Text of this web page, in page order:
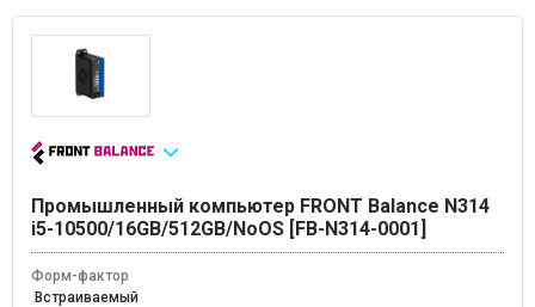
Промышленный компьютер FRONT Balance N314
i5-10500/16GB/512GB/NoOS [FB-N314-0001]
Форм-фактор
Встраиваемый